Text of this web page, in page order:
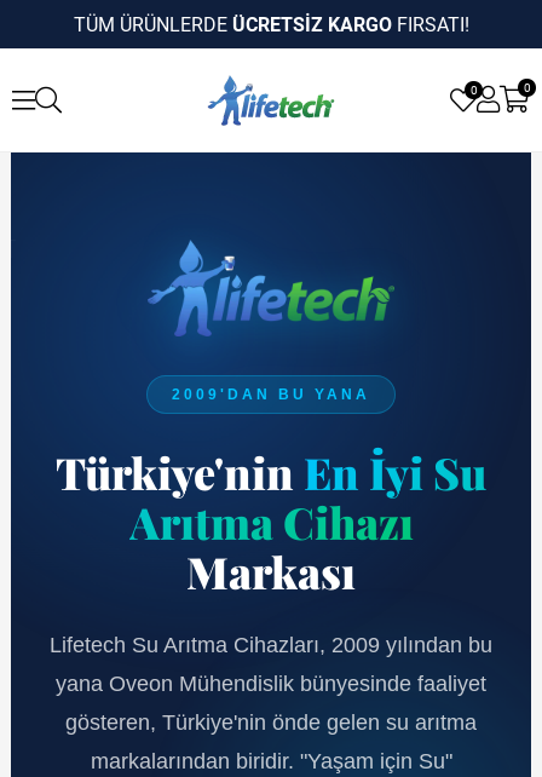
TÜM ÜRÜNLERDE ÜCRETSİZ KARGOFIRSATI!
0
0
2009'DAN BU YANA
Türkiye'nin En İyi Su
Arıtma Cihazı
Markası
Lifetech Su Arıtma Cihazları, 2009 yılından bu
yana Oveon Mühendislik bünyesinde faaliyet
gösteren, Türkiye'nin önde gelen su arıtma
markalarından biridir. "Yaşam için Su"